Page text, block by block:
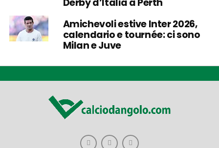
Derby d’Italia a Perth
Amichevoli estive Inter 2026,
calendario e tournée: ci sono
Milan e Juve